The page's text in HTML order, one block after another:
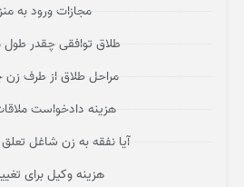
مجازات ورود به
طلاق توافقی چقدر
مراحل طلاق از طرف
هزینه دادخواست
آیا نفقه به زن شاغل
هزینه وکیل برای